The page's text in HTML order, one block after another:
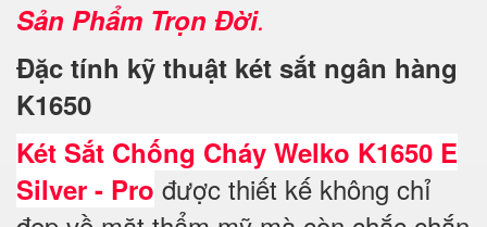
Sản Phẩm Trọn Đời.
Đặc tính kỹ thuật két sắt ngân hàng
K1650
Két Sắt Chống Cháy Welko K1650 E
Silver - Pro được thiết kế không chỉ